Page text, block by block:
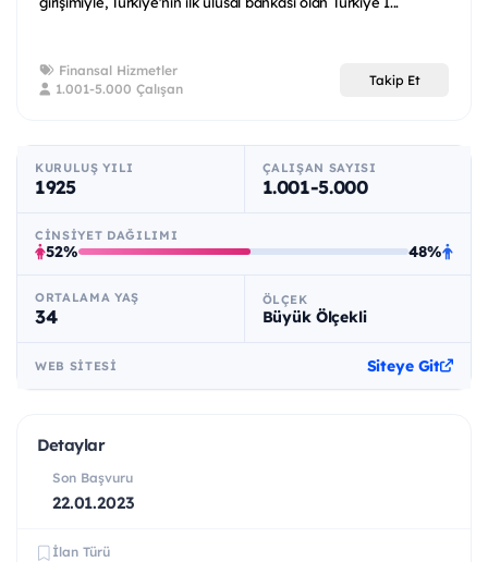
Finansal Hizmetler
1.001-5.000 Çalışan
Takip Et
KURULUŞ YILI
1925
ÇALIŞAN SAYISI
1.001-5.000
CINSIYET DAĞILIMI
52% 48%
ORTALAMA YAŞ
34
ÖLÇEK
Büyük Ölçekli
WEB SITESI Siteye Git
Detaylar
Son Başvuru
22.01.2023
İlan Türü